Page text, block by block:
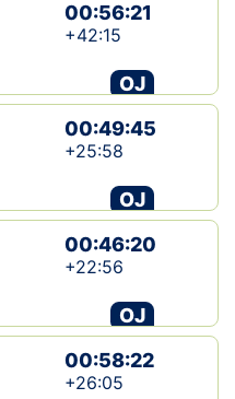
00:56:21
+42:15
OJ
00:49:45
+25:58
OJ
00:46:20
+22:56
OJ
00:58:22
+26:05